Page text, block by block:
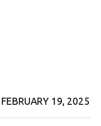
FEBRUARY 19, 2025